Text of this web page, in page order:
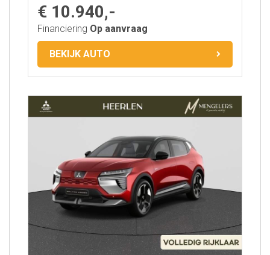
€ 10.940,-
Financiering Op aanvraag
BEKIJK AUTO